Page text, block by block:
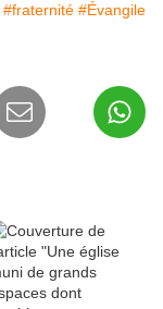
#fraternité #Évangile